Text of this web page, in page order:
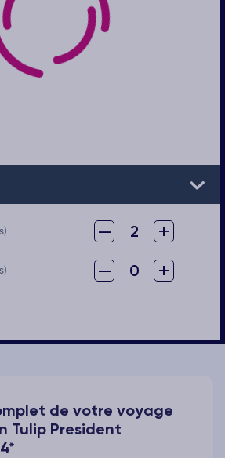
– 2 +
– 0 +
de votre voyage
Tulip President